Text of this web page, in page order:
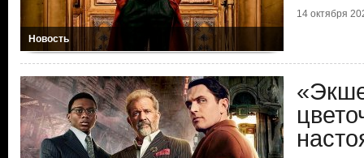
Новость
14 октября